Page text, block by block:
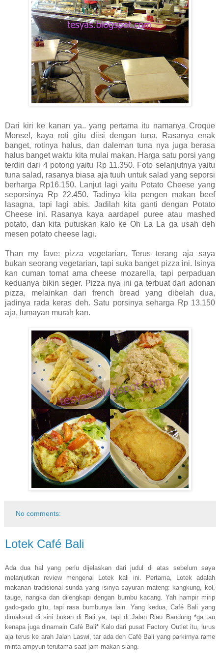
Dari kiri ke kanan ya.. yang pertama itu namanya Croque
Monsel, kaya roti gitu diisi dengan tuna. Rasanya enak
banget, rotinya halus, dan daleman tuna nya juga berasa
halus banget waktu kita mulai makan. Harga satu porsi yang
terdiri dari 4 potong yaitu Rp 11.350. Foto selanjutnya yaitu
tuna salad, rasanya biasa aja tuuh untuk salad yang seporsi
berharga Rp16.150. Lanjut lagi yaitu Potato Cheese yang
seporsinya Rp 22.450. Tadinya kita pengen makan beef
lasagna, tapi lagi abis. Jadilah kita ganti dengan Potato
Cheese ini. Rasanya kaya aardapel puree atau mashed
potato, dan kita putuskan kalo ke Oh La La ga usah deh
mesen potato cheese lagi.
Than my fave: pizza vegetarian. Terus terang aja saya
bukan seorang vegetarian, tapi suka banget pizza ini. Isinya
kan cuman tomat ama cheese mozarella, tapi perpaduan
keduanya bikin seger. Pizza nya ini ga terbuat dari adonan
pizza, melainkan dari french bread yang dibelah dua,
jadinya rada keras deh. Satu porsinya seharga Rp 13.150
aja, lumayan murah kan.
No comments:
Lotek Café Bali
Ada dua hal yang perlu dijelaskan dari judul di atas sebelum saya
melanjutkan review mengenai Lotek kali ini. Pertama, Lotek adalah
makanan tradisional sunda yang isinya sayuran mateng: kangkung, kol,
tauge, nangka dan dilengkapi dengan bumbu kacang. Yah hampir mirip
gado-gado gitu, tapi rasa bumbunya lain. Yang kedua, Café Bali yang
dimaksud di sini bukan di Bali ya, tapi di Jalan Riau Bandung *ga tau
kenapa juga dinamain Café Bali* Kalo dari pusat Factory Outlet itu, lurus
aja terus ke arah Jalan Laswi, tar ada deh Café Bali yang parkirnya rame
minta ampyun terutama saat jam makan siang.